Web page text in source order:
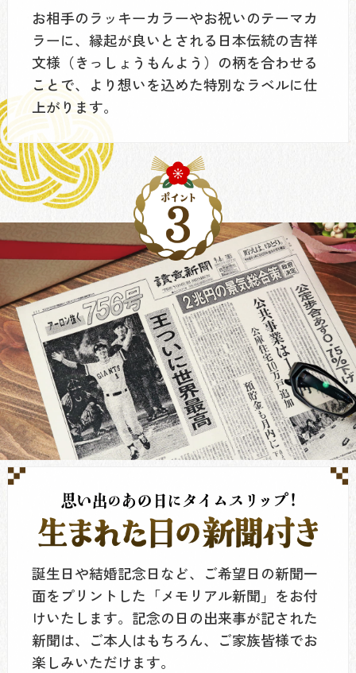
お相手のラッキーカラーやお祝いのテーマカ
ラーに、縁起が良いとされる日本伝統の吉祥
文様（きっしょうもんよう）の柄を合わせる
ことで、より想いを込めた特別なラベルに仕
上がります。
誕生日や結婚記念日など、ご希望日の新聞一
面をプリントした「メモリアル新聞」をお付
けいたします。記念の日の出来事が記された
新聞は、ご本人はもちろん、ご家族皆様でお
楽しみいただけます。